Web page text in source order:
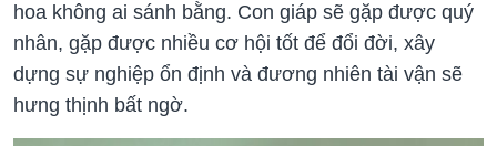
hoa không ai sánh bằng. Con giáp sẽ gặp được quý
nhân, gặp được nhiều cơ hội tốt để đổi đời, xây
dựng sự nghiệp ổn định và đương nhiên tài vận sẽ
hưng thịnh bất ngờ.